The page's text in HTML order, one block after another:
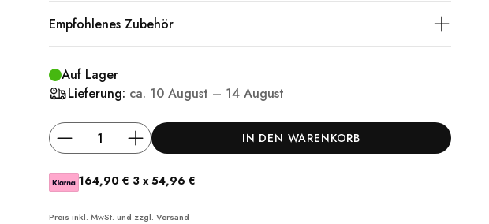
Empfohlenes Zubehör
Auf Lager
Lieferung: ca. 10 August – 14 August
IN DEN WARENKORB
164,90 € 3 x 54,96 €
Preis inkl. MwSt. und zzgl. Versand